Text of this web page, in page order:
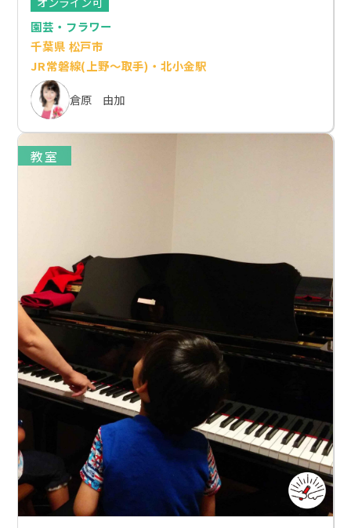
園芸・フラワー
千葉県 松戸市
JR常磐線(上野～取手)・北小金駅
倉原 由加
教室